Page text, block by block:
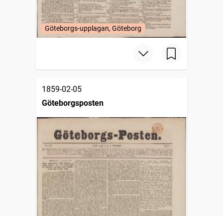
Göteborgs-upplagan, Göteborg
1859-02-05
Göteborgsposten